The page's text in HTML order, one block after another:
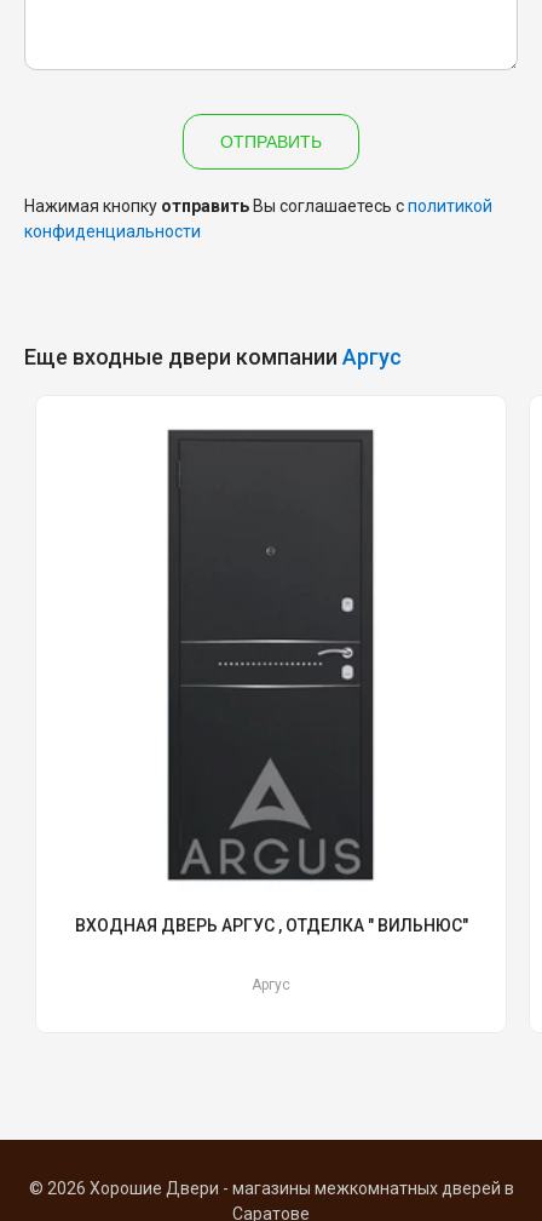
ОТПРАВИТЬ
Нажимая кнопку отправить Вы соглашаетесь сполитикой
конфиденциальности
Еще входные двери компании Аргус
ВХОДНАЯ ДВЕРЬ АРГУС , ОТДЕЛКА " ВИЛЬНЮС"
Аргус
© 2026 Хорошие Двери - магазины межкомнатных дверей в
Саратове